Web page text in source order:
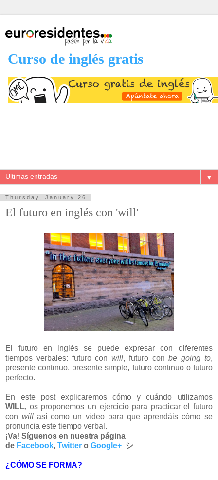
Curso de inglés gratis
▼
Thursday, January 26
El futuro en inglés con 'will'
El futuro en inglés se puede expresar con diferentes
tiempos verbales: futuro conwill, futuro conbe going to,
presente continuo, presente simple, futuro continuo o futuro
perfecto.
En este post explicaremos cómo y cuándo utilizamos
WILL, os proponemos un ejercicio para practicar el futuro
con willasí como un vídeo para que aprendáis cómo se
pronuncia este tiempo verbal.
¡Va! Síguenos en nuestra página
de Facebook,TwitteroGoogle+ シ
¿CÓMO SE FORMA?